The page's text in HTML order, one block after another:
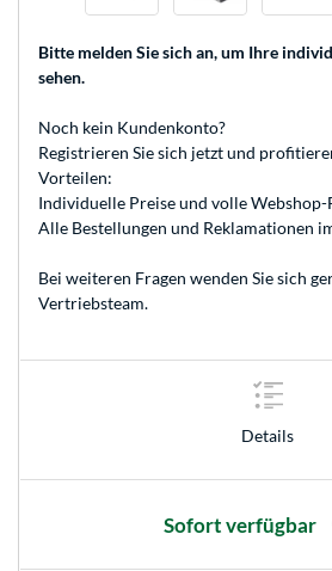
Bitte melden Sie sich an, um Ihre
sehen.
Noch kein Kundenkonto?
Registrieren Sie sich jetzt und
Vorteilen:
Individuelle Preise und volle
Alle Bestellungen und Reklamationen
Bei weiteren Fragen wenden Sie sich
Vertriebsteam.
Details
Sofort verfügbar